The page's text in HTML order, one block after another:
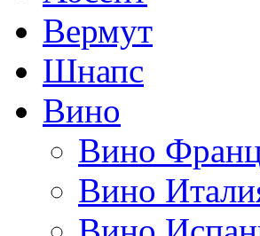
Вермут
Шнапс
Вино
Вино
Вино